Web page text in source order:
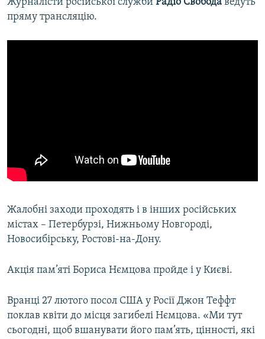
Журналісти російської служби Радіо Свобода ведуть
пряму трансляцію.
Жалобні заходи проходять і в інших російських
містах – Петербурзі, Нижньому Новгороді,
Новосибірську, Ростові-на-Дону.
Акція пам’яті Бориса Нємцова пройде і у Києві.
Вранці 27 лютого посол США у Росії Джон Теффт
поклав квіти до місця загибелі Нємцова. «Ми тут
сьогодні, щоб вшанувати його пам’ять, цінності, які